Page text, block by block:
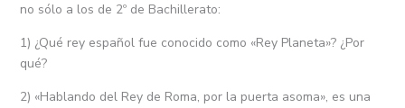
no sólo a los de 2º de Bachillerato:
1) ¿Qué rey español fue conocido como «Rey Planeta»? ¿Por
qué?
2) «Hablando del Rey de Roma, por la puerta asoma», es una